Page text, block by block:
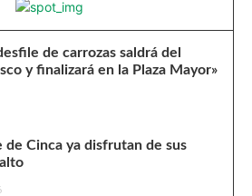
de carrozas saldrá del
y finalizará en la Plaza Mayor»
de Cinca ya disfrutan de sus